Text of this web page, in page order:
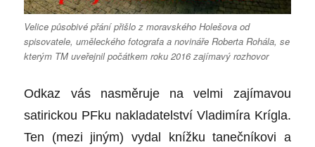
Velice působivé přání přišlo z moravského Holešova od
spisovatele, uměleckého fotografa a novináře Roberta Rohála, se
kterým TM uveřejnil počátkem roku 2016 zajímavý rozhovor
Odkaz vás nasměruje na velmi zajímavou
satirickou PFku nakladatelství Vladimíra Krígla.
Ten (mezi jiným) vydal knížku tanečníkovi a